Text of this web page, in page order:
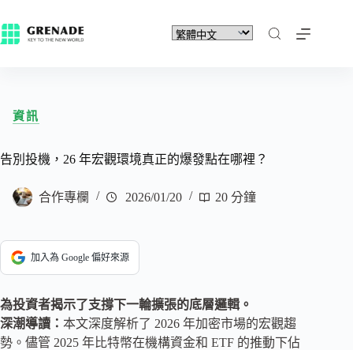
資訊
告別投機，26 年宏觀環境真正的爆發點在哪裡？
合作專欄 2026/01/20 20 分鐘
加入為 Google 偏好來源
為投資者揭示了支撐下一輪擴張的底層邏輯。
深潮導讀： 本文深度解析了 2026 年加密市場的宏觀趨
勢。儘管 2025 年比特幣在機構資金和 ETF 的推動下佔